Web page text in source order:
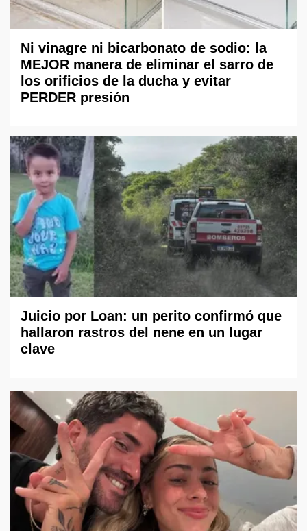
Ni vinagre ni bicarbonato de sodio: la
MEJOR manera de eliminar el sarro de
los orificios de la ducha y evitar
PERDER presión
Juicio por Loan: un perito confirmó que
hallaron rastros del nene en un lugar
clave